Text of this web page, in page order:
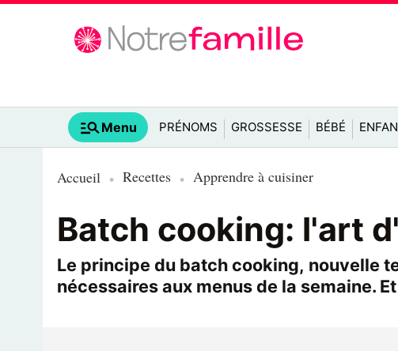
Menu PRÉNOMS GROSSESSE BÉBÉ
Accueil Recettes Apprendre à cuisiner
Batch cooking: l'art
Le principe du batch cooking, nouvelle
nécessaires aux menus de la semaine.